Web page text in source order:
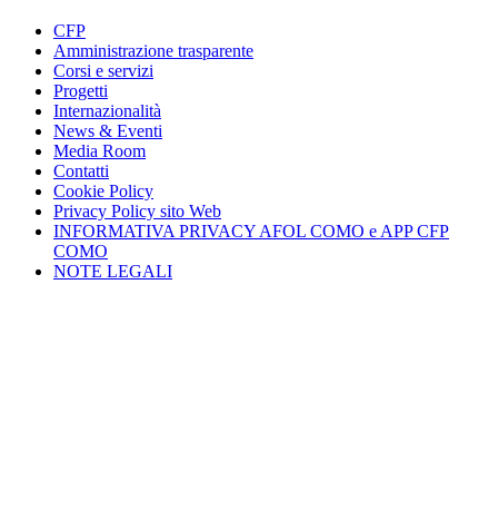
CFP
Amministrazione trasparente
Corsi e servizi
Progetti
Internazionalità
News & Eventi
Media Room
Contatti
Cookie Policy
Privacy Policy sito Web
INFORMATIVA PRIVACY AFOL COMO e APP CFP
COMO
NOTE LEGALI